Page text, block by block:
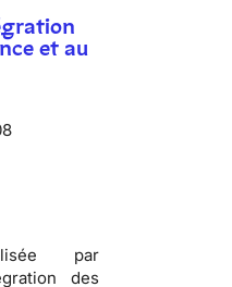
et au
par
des